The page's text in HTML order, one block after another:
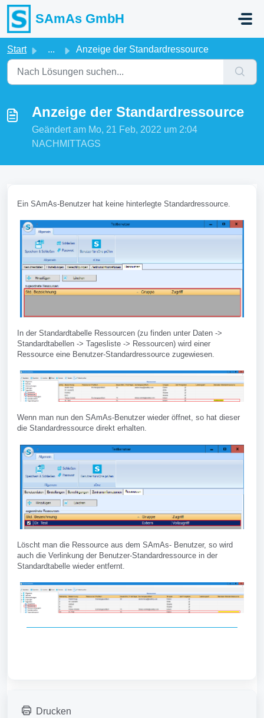
Zum hauptsächlichen Inhalt gehen
SAmAs GmbH
Start ... Anzeige der Standardressource
Anzeige der Standardressource
Geändert am Mo, 21 Feb, 2022 um 2:04
NACHMITTAGS
Ein SAmAs-Benutzer hat keine hinterlegte Standardressource.
In der Standardtabelle Ressourcen (zu finden unter Daten ->
Standardtabellen -> Tagesliste -> Ressourcen) wird einer
Ressource eine Benutzer-Standardressource zugewiesen.
Wenn man nun den SAmAs-Benutzer wieder öffnet, so hat dieser
die Standardressource direkt erhalten.
Löscht man die Ressource aus dem SAmAs- Benutzer, so wird
auch die Verlinkung der Benutzer-Standardressource in der
Standardtabelle wieder entfernt.
Drucken